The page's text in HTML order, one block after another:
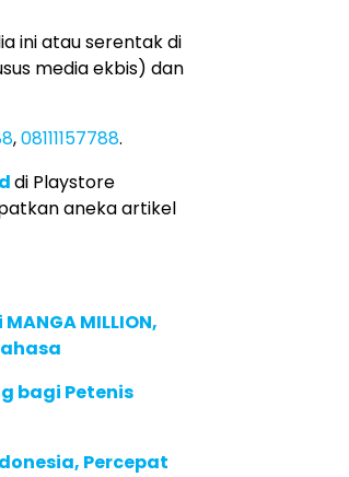
ini atau serentak di
media ekbis) dan
,08111157788.
di Playstore
aneka artikel
MILLION,
bagi Petenis
Percepat